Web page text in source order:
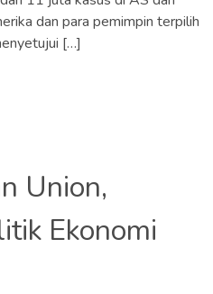
dan para pemimpin terpilih
[…]
Union,
Ekonomi